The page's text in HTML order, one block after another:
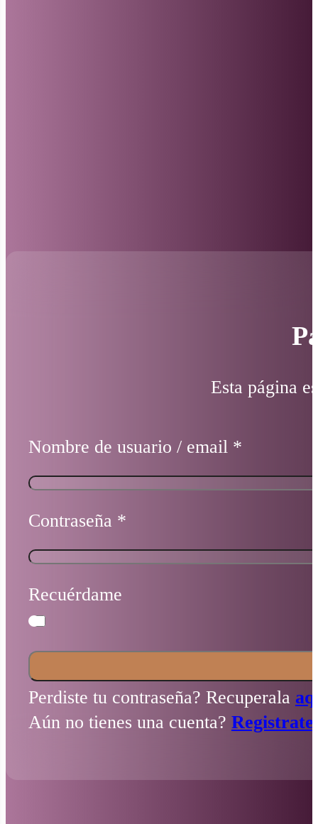
Esta página
Nombre de usuario / email *
Contraseña *
Recuérdame
Perdiste tu contraseña? Recuperala
Aún no tienes una cuenta?